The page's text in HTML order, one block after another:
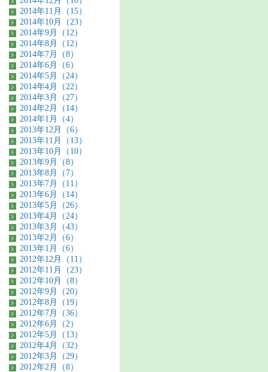
2014年11月（15）
2014年10月（23）
2014年9月（12）
2014年8月（12）
2014年7月（8）
2014年6月（6）
2014年5月（24）
2014年4月（22）
2014年3月（27）
2014年2月（14）
2014年1月（4）
2013年12月（6）
2013年11月（13）
2013年10月（10）
2013年9月（8）
2013年8月（7）
2013年7月（11）
2013年6月（14）
2013年5月（26）
2013年4月（24）
2013年3月（43）
2013年2月（6）
2013年1月（6）
2012年12月（11）
2012年11月（23）
2012年10月（8）
2012年9月（20）
2012年8月（19）
2012年7月（36）
2012年6月（2）
2012年5月（13）
2012年4月（32）
2012年3月（29）
2012年2月（8）